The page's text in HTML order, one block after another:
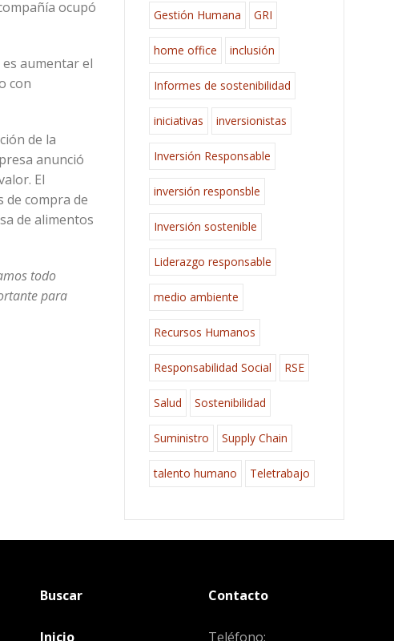
ocupó
aumentar el
con
de la
anunció
El
de compra de
de alimentos
todo
para
Gestión Humana GRI
home office inclusión
Informes de sostenibilidad
iniciativas inversionistas
Inversión Responsable
inversión responsble
Inversión sostenible
Liderazgo responsable
medio ambiente
Recursos Humanos
Responsabilidad Social RSE
Salud Sostenibilidad
Suministro Supply Chain
talento humano Teletrabajo
Buscar
Inicio
Contacto
Teléfono: